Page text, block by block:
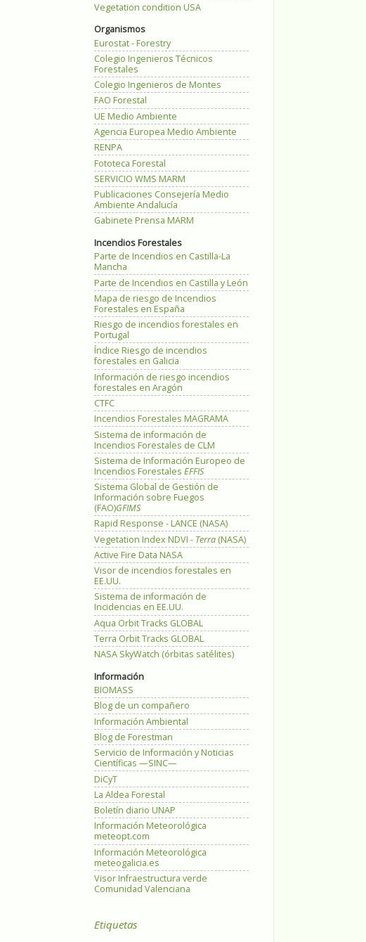
Vegetation condition USA
Organismos
Eurostat - Forestry
Colegio Ingenieros Técnicos
Forestales
Colegio Ingenieros de Montes
FAO Forestal
UE Medio Ambiente
Agencia Europea Medio Ambiente
RENPA
Fototeca Forestal
SERVICIO WMS MARM
Publicaciones Consejería Medio
Ambiente Andalucía
Gabinete Prensa MARM
Incendios Forestales
Parte de Incendios en Castilla-La
Mancha
Parte de Incendios en Castilla y León
Mapa de riesgo de Incendios
Forestales en España
Riesgo de incendios forestales en
Portugal
Índice Riesgo de incendios
forestales en Galicia
Información de riesgo incendios
forestales en Aragón
CTFC
Incendios Forestales MAGRAMA
Sistema de información de
Incendios Forestales de CLM
Sistema de Información Europeo de
Incendios Forestales EFFIS
Sistema Global de Gestión de
Información sobre Fuegos
(FAO)GFIMS
Rapid Response - LANCE (NASA)
Vegetation Index NDVI - Terra (NASA)
Active Fire Data NASA
Visor de incendios forestales en
EE.UU.
Sistema de información de
Incidencias en EE.UU.
Aqua Orbit Tracks GLOBAL
Terra Orbit Tracks GLOBAL
NASA SkyWatch (órbitas satélites)
Información
BIOMASS
Blog de un compañero
Información Ambiental
Blog de Forestman
Servicio de Información y Noticias
Científicas —SINC—
DiCyT
La Aldea Forestal
Boletín diario UNAP
Información Meteorológica
meteopt.com
Información Meteorológica
meteogalicia.es
Visor Infraestructura verde
Comunidad Valenciana
Etiquetas